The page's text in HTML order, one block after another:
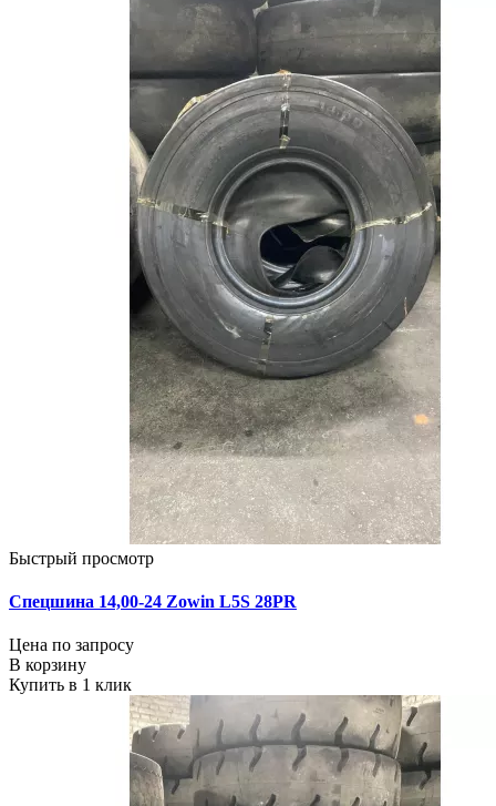
Быстрый просмотр
Спецшина 14,00-24 Zowin L5S 28PR
Цена по запросу
В корзину
Купить в 1 клик